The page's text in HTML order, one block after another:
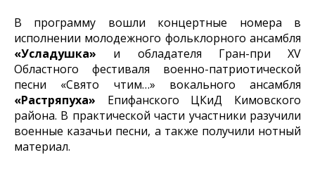
В программу вошли концертные номера в
исполнении молодежного фольклорного ансамбля
«Усладушка» и обладателя Гран-при XV
Областного фестиваля военно-патриотической
песни «Свято чтим…» вокального ансамбля
«Растряпуха» Епифанского ЦКиД Кимовского
района. В практической части участники разучили
военные казачьи песни, а также получили нотный
материал.